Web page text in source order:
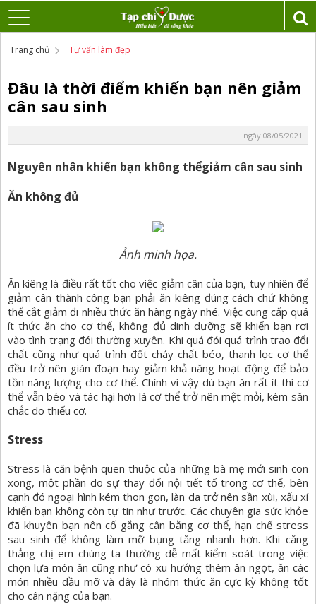
Trang chủ Tư vấn làm đẹp
Đâu là thời điểm khiến bạn nên giảm
cân sau sinh
ngày 08/05/2021
Nguyên nhân khiến bạn không thểgiảm cân sau sinh
Ăn không đủ
Ảnh minh họa.
Ăn kiêng là điều rất tốt cho việc giảm cân của bạn, tuy nhiên để
giảm cân thành công bạn phải ăn kiêng đúng cách chứ không
thể cắt giảm đi nhiều thức ăn hàng ngày nhé. Việc cung cấp quá
ít thức ăn cho cơ thể, không đủ dinh dưỡng sẽ khiến bạn rơi
vào tình trạng đói thường xuyên. Khi quá đói quá trình trao đổi
chất cũng như quá trình đốt cháy chất béo, thanh lọc cơ thể
đều trở nên gián đoạn hay giảm khả năng hoạt động để bảo
tồn năng lượng cho cơ thể. Chính vì vậy dù bạn ăn rất ít thì cơ
thể vẫn béo và tác hại hơn là cơ thể trở nên mệt mỏi, kém săn
chắc do thiếu cơ.
Stress
Stress là căn bệnh quen thuộc của những bà mẹ mới sinh con
xong, một phần do sự thay đổi nội tiết tố trong cơ thể, bên
cạnh đó ngoại hình kém thon gọn, làn da trở nên sần xùi, xấu xí
khiến bạn không còn tự tin như trước. Các chuyên gia sức khỏe
đã khuyên bạn nên cố gắng cân bằng cơ thể, hạn chế stress
sau sinh để không làm mỡ bụng tăng nhanh hơn. Khi căng
thẳng chị em chúng ta thường dễ mất kiểm soát trong việc
chọn lựa món ăn cũng như có xu hướng thèm ăn ngọt, ăn các
món nhiều dầu mỡ và đây là nhóm thức ăn cực kỳ không tốt
cho cân nặng của bạn.